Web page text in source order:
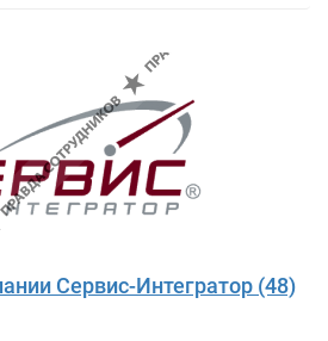
Сервис-Интегратор (48)